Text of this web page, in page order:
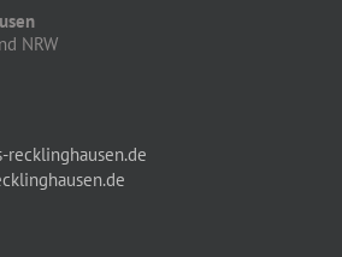
NRW